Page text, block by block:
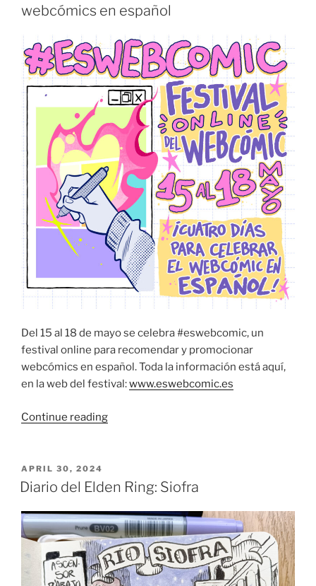
webcómics en español
Del 15 al 18 de mayo se celebra #eswebcomic, un
festival online para recomendar y promocionar
webcómics en español. Toda la información está aquí,
en la web del festival:www.eswebcomic.es
Continue reading“Eswebcomic:
descubrir
en
español”
POSTED
ON
APRIL 30, 2024
Diario del Elden Ring: Siofra